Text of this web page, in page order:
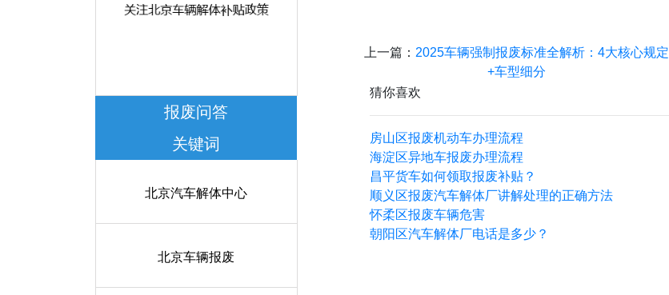
报废问答
关键词
北京汽车解体中心
北京车辆报废
上一篇： 2025车辆强制报废标准全解析：4大核心规定
+车型细分
猜你喜欢
房山区报废机动车办理流程
海淀区异地车报废办理流程
昌平货车如何领取报废补贴？
顺义区报废汽车解体厂讲解处理的正确方法
怀柔区报废车辆危害
朝阳区汽车解体厂电话是多少？